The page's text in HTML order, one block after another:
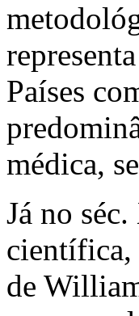
Países
médica,
Já no
científica,
de